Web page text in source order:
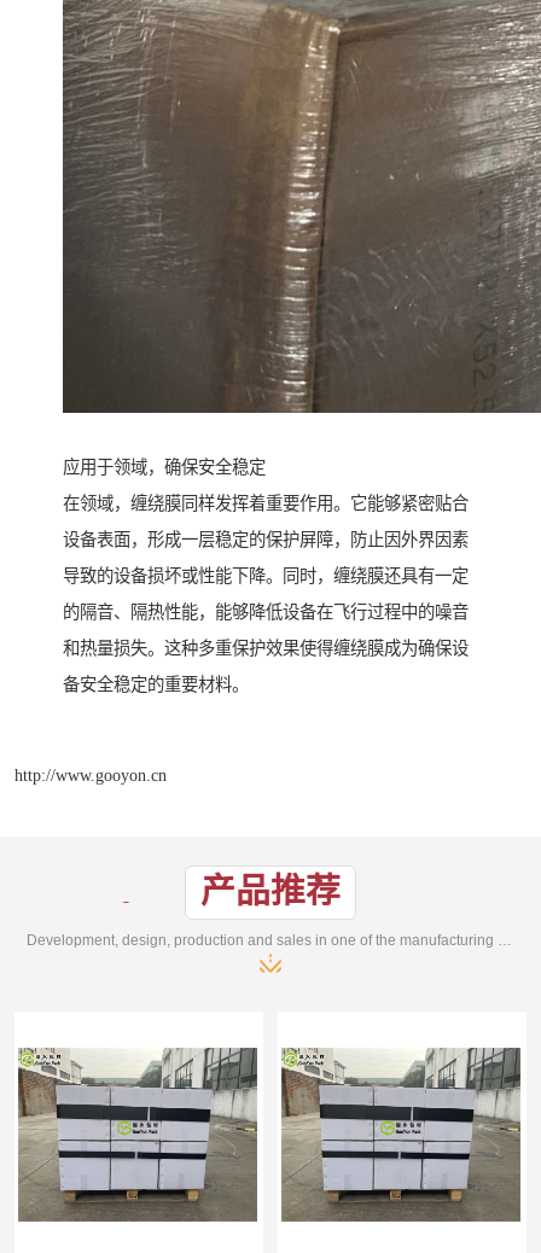
应用于领域，确保安全稳定
在领域，缠绕膜同样发挥着重要作用。它能够紧密贴合
设备表面，形成一层稳定的保护屏障，防止因外界因素
导致的设备损坏或性能下降。同时，缠绕膜还具有一定
的隔音、隔热性能，能够降低设备在飞行过程中的噪音
和热量损失。这种多重保护效果使得缠绕膜成为确保设
备安全稳定的重要材料。
http://www.gooyon.cn
产品推荐